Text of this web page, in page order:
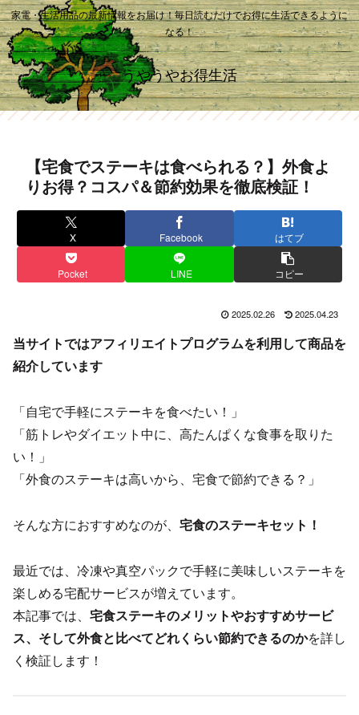
家電・生活用品の最新情報をお届け！毎日読むだけでお得に生活できるように
なる！
うやうやお得生活
【宅食でステーキは食べられる？】外食よ
りお得？コスパ＆節約効果を徹底検証！
X Facebook はてブ
Pocket LINE コピー
2025.02.26 2025.04.23
当サイトではアフィリエイトプログラムを利用して商品を
紹介しています
「自宅で手軽にステーキを食べたい！」
「筋トレやダイエット中に、高たんぱくな食事を取りた
い！」
「外食のステーキは高いから、宅食で節約できる？」
そんな方におすすめなのが、 宅食のステーキセット！
最近では、冷凍や真空パックで手軽に美味しいステーキを
楽しめる宅配サービスが増えています。
本記事では、 宅食ステーキのメリットやおすすめサービ
ス、そして外食と比べてどれくらい節約できるのかを詳し
く検証します！